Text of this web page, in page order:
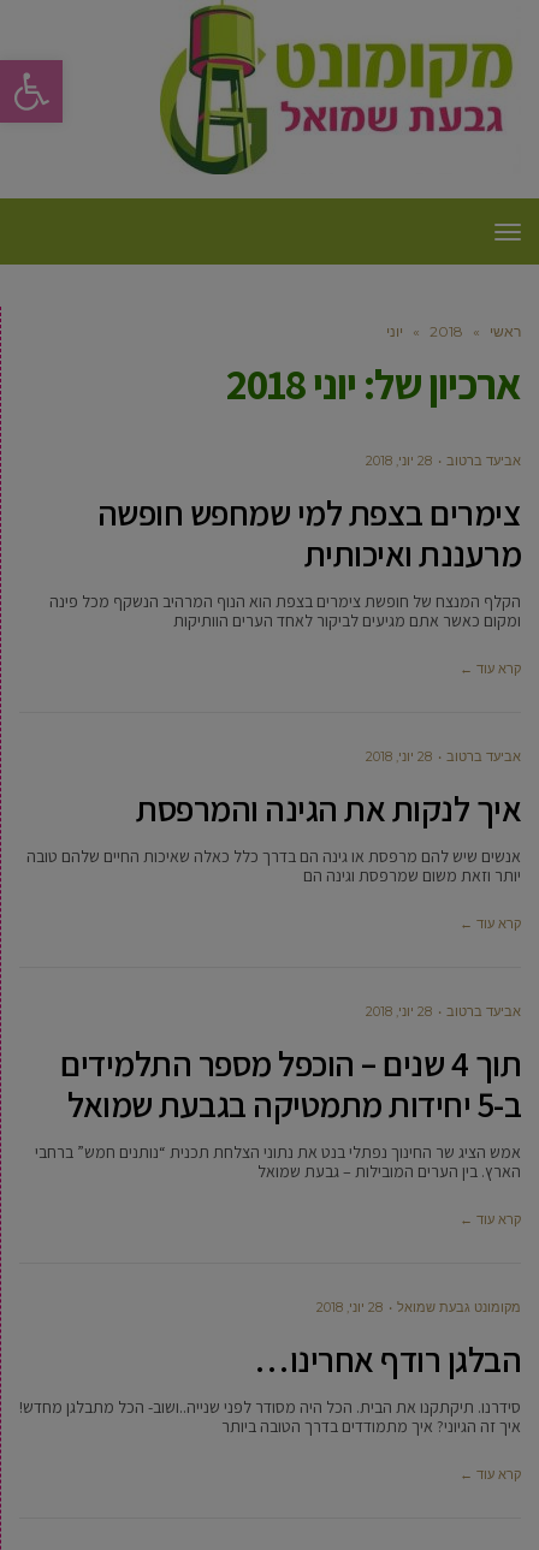
פתח
תפריט
ראשי »
2018
» יוני
ארכיון של:יוני 2018
אביעד ברטוב 28 יוני, 2018
צימרים בצפת למי שמחפש חופשה
מרעננת ואיכותית
הקלף המנצח של חופשת צימרים בצפת הוא הנוף המרהיב הנשקף מכל פינה
ומקום כאשר אתם מגיעים לביקור לאחד הערים הוותיקות
קרא עוד ←
אביעד ברטוב 28 יוני, 2018
איך לנקות את הגינה והמרפסת
אנשים שיש להם מרפסת או גינה הם בדרך כלל כאלה שאיכות החיים שלהם טובה
יותר וזאת משום שמרפסת וגינה הם
קרא עוד ←
אביעד ברטוב 28 יוני, 2018
תוך 4 שנים – הוכפל מספר התלמידים
ב-5 יחידות מתמטיקה בגבעת שמואל
אמש הציג שר החינוך נפתלי בנט את נתוני הצלחת תכנית “נותנים חמש” ברחבי
הארץ. בין הערים המובילות – גבעת שמואל
קרא עוד ←
מקומונט גבעת שמואל 28 יוני, 2018
הבלגן רודף אחרינו…
סידרנו. תיקתקנו את הבית. הכל היה מסודר לפני שנייה..ושוב- הכל מתבלגן מחדש!
איך זה הגיוני? איך מתמודדים בדרך הטובה ביותר
קרא עוד ←